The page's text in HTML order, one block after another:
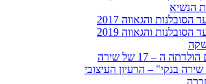
הנשיא
הסובלנות והגאווה 2017
הסובלנות והגאווה 2019
ה – 17 של שירה
בנקי" – הרעיון העיצובי